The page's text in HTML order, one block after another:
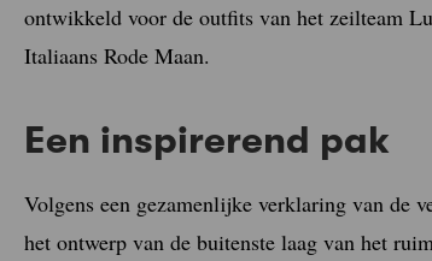
ontwikkeld voor de outfits van het zeilteam
Italiaans Rode Maan.
Een inspirerend pak
Volgens een gezamenlijke verklaring van de
het ontwerp van de buitenste laag van het